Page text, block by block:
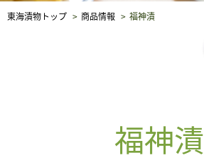
東海漬物トップ 商品情報 福神漬
福神漬